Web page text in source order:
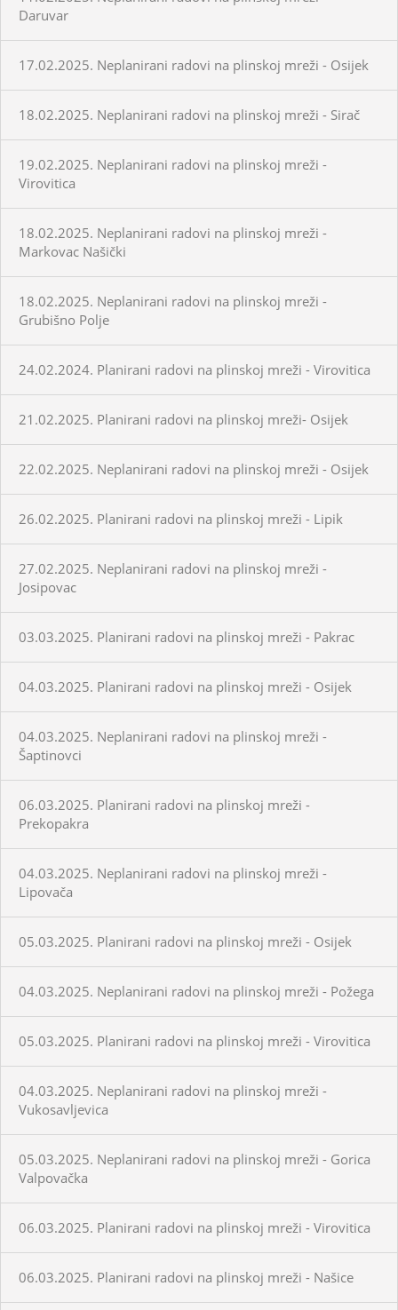
Daruvar
17.02.2025. Neplanirani radovi na plinskoj mreži - Osijek
18.02.2025. Neplanirani radovi na plinskoj mreži - Sirač
19.02.2025. Neplanirani radovi na plinskoj mreži -
Virovitica
18.02.2025. Neplanirani radovi na plinskoj mreži -
Markovac Našički
18.02.2025. Neplanirani radovi na plinskoj mreži -
Grubišno Polje
24.02.2024. Planirani radovi na plinskoj mreži - Virovitica
21.02.2025. Planirani radovi na plinskoj mreži- Osijek
22.02.2025. Neplanirani radovi na plinskoj mreži - Osijek
26.02.2025. Planirani radovi na plinskoj mreži - Lipik
27.02.2025. Neplanirani radovi na plinskoj mreži -
Josipovac
03.03.2025. Planirani radovi na plinskoj mreži - Pakrac
04.03.2025. Planirani radovi na plinskoj mreži - Osijek
04.03.2025. Neplanirani radovi na plinskoj mreži -
Šaptinovci
06.03.2025. Planirani radovi na plinskoj mreži -
Prekopakra
04.03.2025. Neplanirani radovi na plinskoj mreži -
Lipovača
05.03.2025. Planirani radovi na plinskoj mreži - Osijek
04.03.2025. Neplanirani radovi na plinskoj mreži - Požega
05.03.2025. Planirani radovi na plinskoj mreži - Virovitica
04.03.2025. Neplanirani radovi na plinskoj mreži -
Vukosavljevica
05.03.2025. Neplanirani radovi na plinskoj mreži - Gorica
Valpovačka
06.03.2025. Planirani radovi na plinskoj mreži - Virovitica
06.03.2025. Planirani radovi na plinskoj mreži - Našice